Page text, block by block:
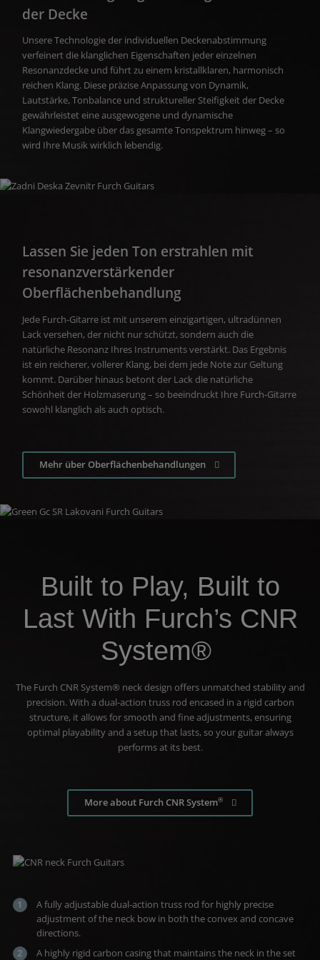
der Decke
Unsere Technologie der individuellen Deckenabstimmung
verfeinert die klanglichen Eigenschaften jeder einzelnen
Resonanzdecke und führt zu einem kristallklaren, harmonisch
reichen Klang. Diese präzise Anpassung von Dynamik,
Lautstärke, Tonbalance und struktureller Steifigkeit der Decke
gewährleistet eine ausgewogene und dynamische
Klangwiedergabe über das gesamte Tonspektrum hinweg – so
wird Ihre Musik wirklich lebendig.
Lassen Sie jeden Ton erstrahlen mit
resonanzverstärkender
Oberflächenbehandlung
Jede Furch-Gitarre ist mit unserem einzigartigen, ultradünnen
Lack versehen, der nicht nur schützt, sondern auch die
natürliche Resonanz Ihres Instruments verstärkt. Das Ergebnis
ist ein reicherer, vollerer Klang, bei dem jede Note zur Geltung
kommt. Darüber hinaus betont der Lack die natürliche
Schönheit der Holzmaserung – so beeindruckt Ihre Furch-Gitarre
sowohl klanglich als auch optisch.
Mehr über Oberflächenbehandlungen
Built to Play, Built to
Last With Furch’s CNR
System®
The Furch CNR System® neck design offers unmatched stability and
precision. With a dual-action truss rod encased in a rigid carbon
structure, it allows for smooth and fine adjustments, ensuring
optimal playability and a setup that lasts, so your guitar always
performs at its best.
More about Furch CNR System®
A fully adjustable dual-action truss rod for highly precise
adjustment of the neck bow in both the convex and concave
directions.
A highly rigid carbon casing that maintains the neck in the set